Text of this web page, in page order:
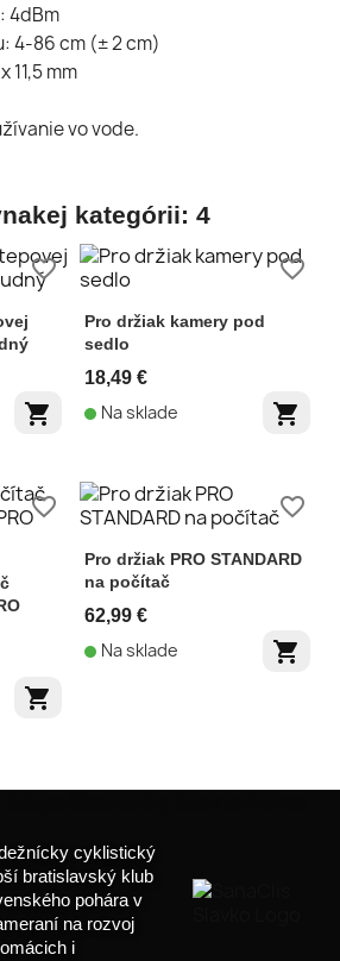
4dBm
4-86 cm (± 2 cm)
11,5 mm
vo vode.
kategórii: 4
shopping_cart
favorite_border
Pro držiak kamery pod
sedlo
18,49 €
shopping_cart
Na sklade
favorite_border
shopping_cart
favorite_border
Pro držiak PRO STANDARD
na počítač
62,99 €
shopping_cart
Na sklade
favorite_border
cyklistický
bratislavský klub
pohára v
na rozvoj
i